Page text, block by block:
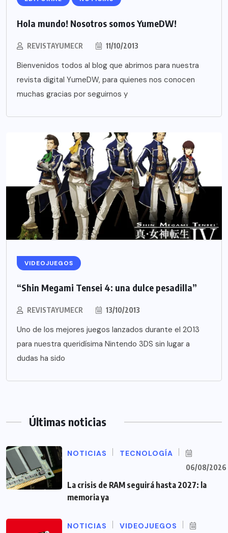
Hola mundo! Nosotros somos YumeDW!
REVISTAYUMECR 11/10/2013
Bienvenidos todos al blog que abrimos para nuestra
revista digital YumeDW, para quienes nos conocen
muchas gracias por seguirnos y
VIDEOJUEGOS
“Shin Megami Tensei 4: una dulce pesadilla”
REVISTAYUMECR 13/10/2013
Uno de los mejores juegos lanzados durante el 2013
para nuestra queridísima Nintendo 3DS sin lugar a
dudas ha sido
Últimas noticias
NOTICIAS TECNOLOGÍA
06/08/2026
La crisis de RAM seguirá hasta 2027: la
memoria ya
NOTICIAS VIDEOJUEGOS